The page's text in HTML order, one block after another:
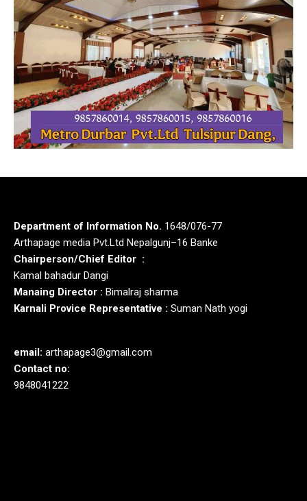
Department of Information No. 1648/076-77
Arthapage media Pvt.Ltd Nepalgunj–16 Banke
Chairperson/Chief Editor :
Kamal bahadur Dangi
Manaing Director : Bimalraj sharma
Karnali Provice Representative : Suman Nath yogi
email: arthapage3@gmail.com
Contact no:
9848041222